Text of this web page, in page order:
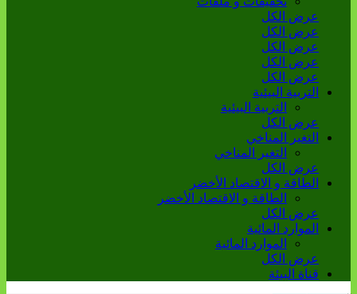
عرض الكل
عرض الكل
عرض الكل
عرض الكل
عرض الكل
التربية البيئية
التربية البيئية
عرض الكل
التغير المناخي
التغير المناخي
عرض الكل
الطاقة و الاقتصاد الأخضر
الطاقة و الاقتصاد الأخضر
عرض الكل
الموارد المائية
الموارد المائية
عرض الكل
قناة البيئة